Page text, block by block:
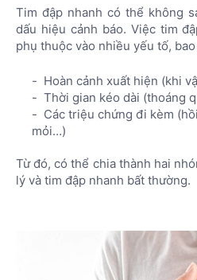
Tim đập nhanh có thể không
dấu hiệu cảnh báo. Việc tim
phụ thuộc vào nhiều yếu tố,
Hoàn cảnh xuất hiện (khi
Thời gian kéo dài (thoáng
Các triệu chứng đi kèm
mỏi…)
Từ đó, có thể chia thành hai
lý và tim đập nhanh bất thường.